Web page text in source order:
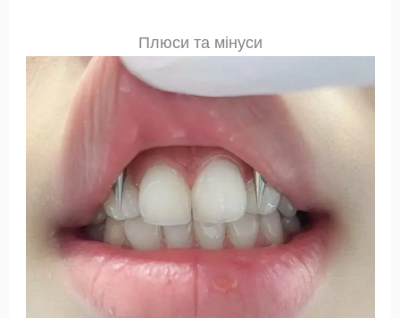
Плюси та мінуси